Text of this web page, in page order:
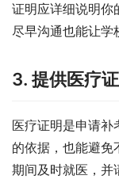
证明应详细说明你
尽早沟通也能让学
3. 提供医疗
医疗证明是申请补
的依据，也能避免
期间及时就医，并